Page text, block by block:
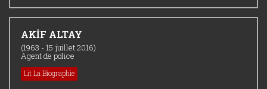
AKİF ALTAY
(1963 - 15 juillet 2016)
Agent de police
Lit La Biographie